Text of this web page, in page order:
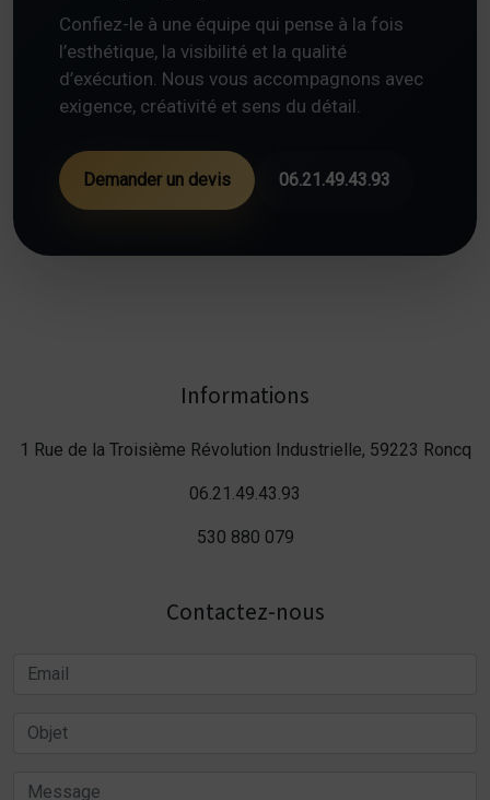
Confiez-le à une équipe qui pense à la fois
l’esthétique, la visibilité et la qualité
d’exécution. Nous vous accompagnons avec
exigence, créativité et sens du détail.
Demander un devis 06.21.49.43.93
Informations
1 Rue de la Troisième Révolution Industrielle, 59223 Roncq
06.21.49.43.93
530 880 079
Contactez-nous